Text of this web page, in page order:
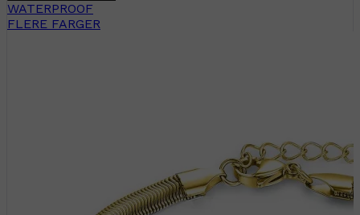
WATERPROOF
FLERE FARGER